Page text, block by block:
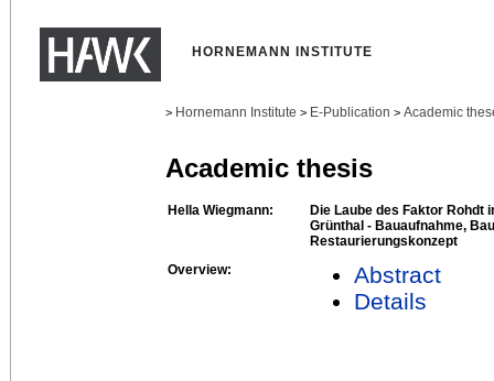
HORNEMANN INSTITUTE
> Hornemann Institute > E-Publication > Academic
Academic thesis
Hella Wiegmann:
Die Laube des Faktor Rohdt
Grünthal - Bauaufnahme,
Restaurierungskonzept
Overview:
Abstract
Details